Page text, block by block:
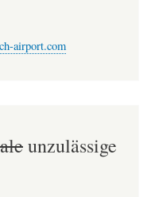
airport.com
unzulässige